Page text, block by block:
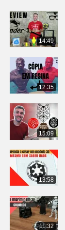
14:49
12:35
15:09
13:58
11:32